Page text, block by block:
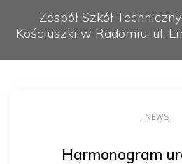
Zespół Szkół
Kościuszki w Radomiu, ul.
NEWS
Harmonogram